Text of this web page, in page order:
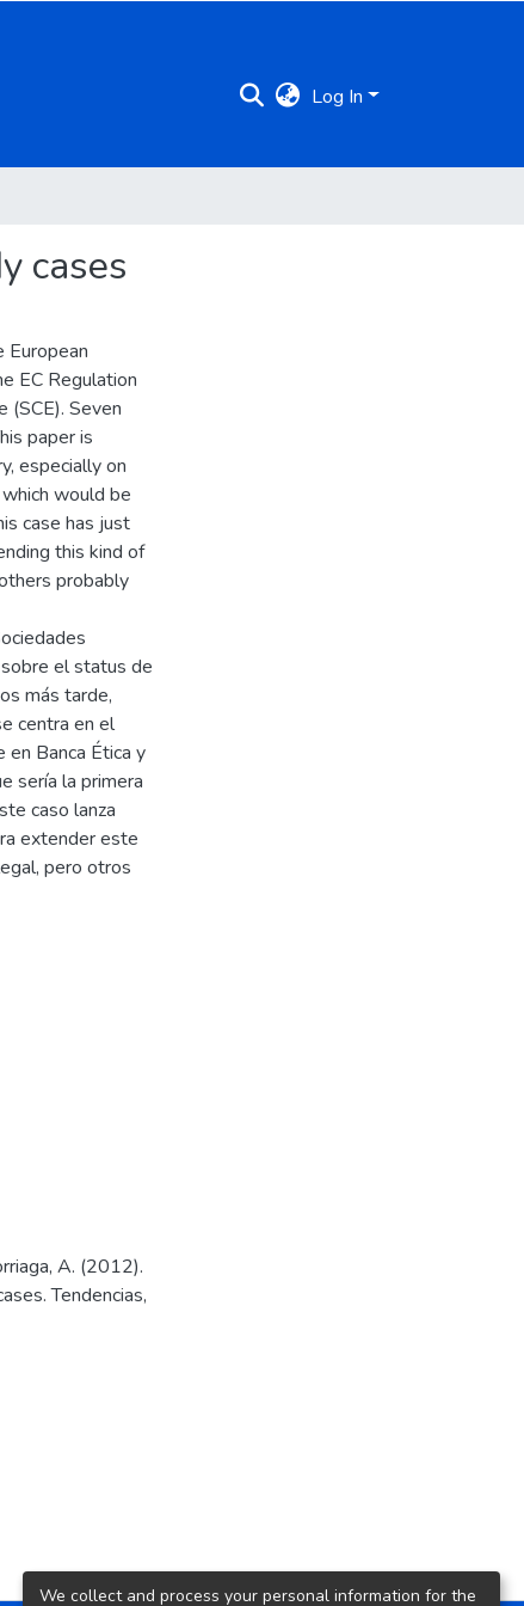
Log In
cases
European
EC Regulation
(SCE). Seven
paper is
especially on
would be
case has just
this kind of
probably
el status de
más tarde,
centra en el
en Banca Ética y
sería la primera
caso lanza
extender este
pero otros
A. (2012).
Tendencias,
We collect and process your personal information for the